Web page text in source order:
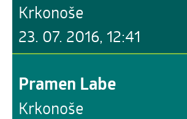
23. 07. 2016, 12:41
Krkonoše
Pramen Labe
Krkonoše